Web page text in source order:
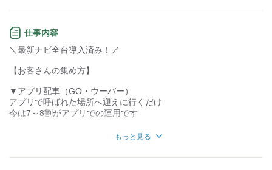
アプリ予約があるので、
呼ばれたら行くのみでOK。
「GOアプリ」「ウーバーアプリ」を
▼2つ目は、身だしなみが自由なことです！
￣￣￣￣￣￣￣￣￣￣￣￣￣￣￣￣￣￣￣
自分らしいスタイルで働けます。
仕事内容
＼最新ナビ全台導入済み！／
【お客さんの集め方】
▼アプリ配車（GO・ウーバー）
アプリで呼ばれた場所へ迎えに行くだけ
今は7～8割がアプリでの運用です
もっと見る